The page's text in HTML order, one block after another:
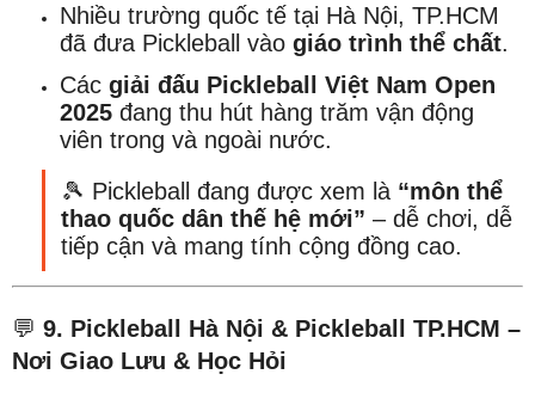
Nhiều trường quốc tế tại Hà Nội, TP.HCM
đã đưa Pickleball vào giáo trình thể chất.
Các giải đấu Pickleball Việt Nam Open
2025 đang thu hút hàng trăm vận động
viên trong và ngoài nước.
🎾 Pickleball đang được xem là “môn thể
thao quốc dân thế hệ mới” – dễ chơi, dễ
tiếp cận và mang tính cộng đồng cao.
💬 9. Pickleball Hà Nội & Pickleball TP.HCM –
Nơi Giao Lưu & Học Hỏi